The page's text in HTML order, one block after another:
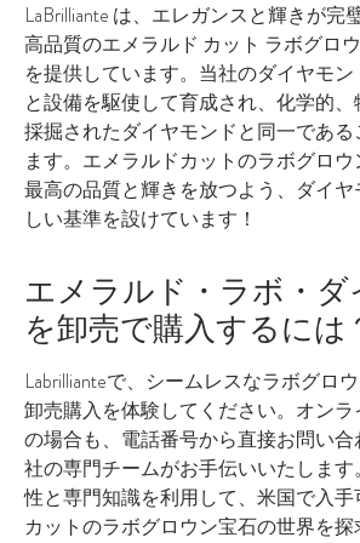
LaBrilliante は、エレガンスと輝きが完
高品質のエメラルド カット ラボグロ
を提供しています。当社のダイヤモ
と設備を駆使して育成され、化学的
採掘されたダイヤモンドと同一であ
ます。エメラルドカットのラボグロ
最高の品質と輝きを放つよう、ダイ
しい基準を設けています！
エメラルド・ラボ・ダ
を卸売で購入するには
Labrillianteで、シームレスなラボグロ
卸売購入を体験してください。オン
の場合も、電話番号から直接お問い
社の専門チームがお手伝いいたします
性と専門知識を利用して、米国で入
カットのラボグロウン宝石の世界を探